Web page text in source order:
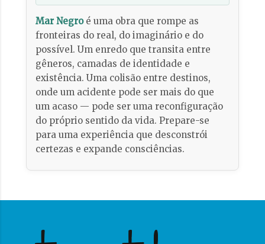
Mar Negroé uma obra que rompe as
fronteiras do real, do imaginário e do
possível. Um enredo que transita entre
gêneros, camadas de identidade e
existência. Uma colisão entre destinos,
onde um acidente pode ser mais do que
um acaso — pode ser uma reconfiguração
do próprio sentido da vida. Prepare-se
para uma experiência que desconstrói
certezas e expande consciências.